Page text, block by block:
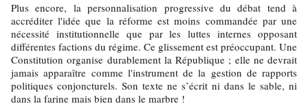
Plus encore, la personnalisation progressive du débat tend à
accréditer l'idée que la réforme est moins commandée par une
nécessité institutionnelle que par les luttes internes opposant
différentes factions du régime. Ce glissement est préoccupant. Une
Constitution organise durablement la République ; elle ne devrait
jamais apparaître comme l'instrument de la gestion de rapports
politiques conjoncturels. Son texte ne s’écrit ni dans le sable, ni
dans la farine mais bien dans le marbre !